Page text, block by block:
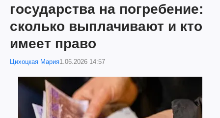
государства на погребение:
сколько выплачивают и кто
имеет право
Цихоцкая Мария1.06.2026 14:57